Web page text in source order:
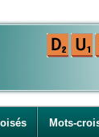
Mots-